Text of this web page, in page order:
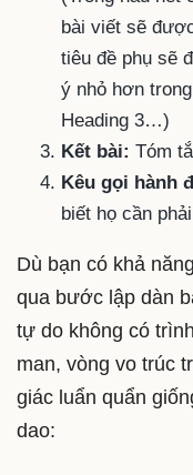
bài viết sẽ
tiêu đề phụ sẽ
ý nhỏ hơn
Heading 3…)
Kết bài: Tóm
Kêu gọi hành
biết họ cần
Dù bạn có khả
qua bước lập dàn
tự do không có
man, vòng vo trúc
giác luẩn quẩn
dao: